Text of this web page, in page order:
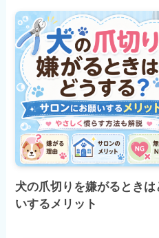
犬の爪切りを嫌がるとき
いするメリット